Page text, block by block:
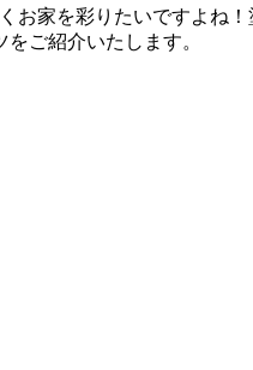
家を彩りたいですよね
ご紹介いたします。